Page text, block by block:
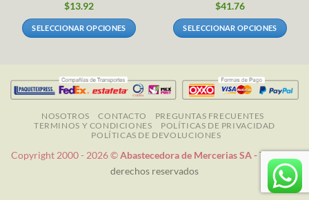
$13.92
SELECCIONAR OPCIONES
múltiples
variantes.
Las
opciones
pueden
$41.76
SELECCIONAR OPCIONES
múltiples
variantes.
Las
opciones
pueden
NOSOTROS CONTACTO
PREGUNTAS FRECUENTES
TERMINOS Y CONDICIONES
POLÍTICAS DE PRIVACIDAD
POLÍTICAS DE DEVOLUCIONES
Copyright 2000 - 2026 ©Abastecedora de Mercerias SA -Todos los
derechos reservados